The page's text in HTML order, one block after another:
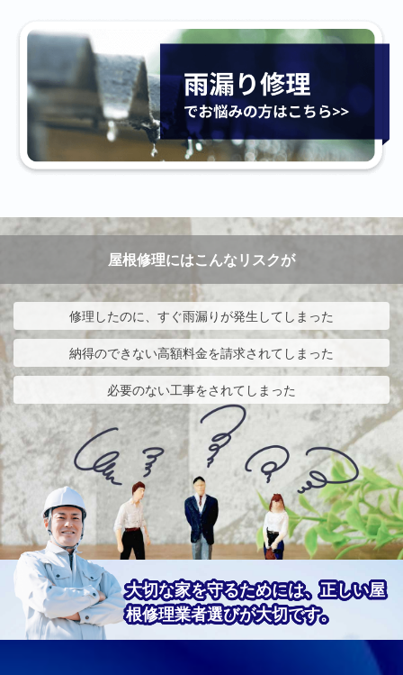
屋根修理にはこんなリスクが
修理したのに、すぐ雨漏りが発生してしまった
納得のできない高額料金を請求されてしまった
必要のない工事をされてしまった
大切な家を守るためには、正しい屋
根修理業者選びが大切です。